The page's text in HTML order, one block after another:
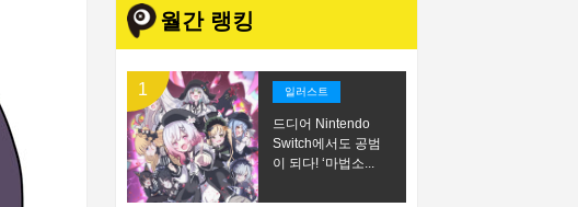
월간 랭킹
일러스트
드디어 Nintendo
Switch에서도 공범
이 되다! ‘마법소...